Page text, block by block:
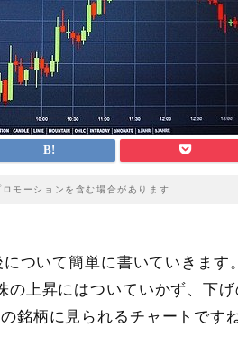
モーションを含む場合があります
ついて簡単に書いていきます
の上昇にはついていかず、下
銘柄に見られるチャートです